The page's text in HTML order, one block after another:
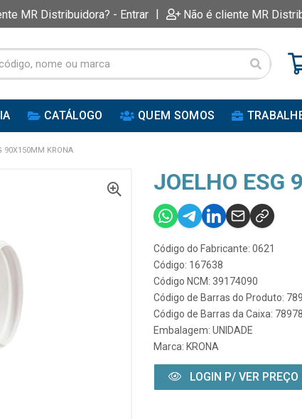
MR Distribuidora? - Entrar | Não é cliente MR
CATÁLOGO QUEM SOMOS
90X150MM KRONA
JOELHO ESG
Código do Fabricante: 0621
Código: 167638
Código NCM: 39174090
Código de Barras do Produto:
Código de Barras da Caixa:
Embalagem: UNIDADE
Marca: KRONA
LOGIN P/ VER PREÇO